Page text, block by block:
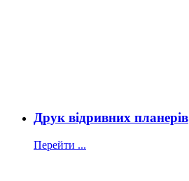
Друк відривних планерів
Перейти ...